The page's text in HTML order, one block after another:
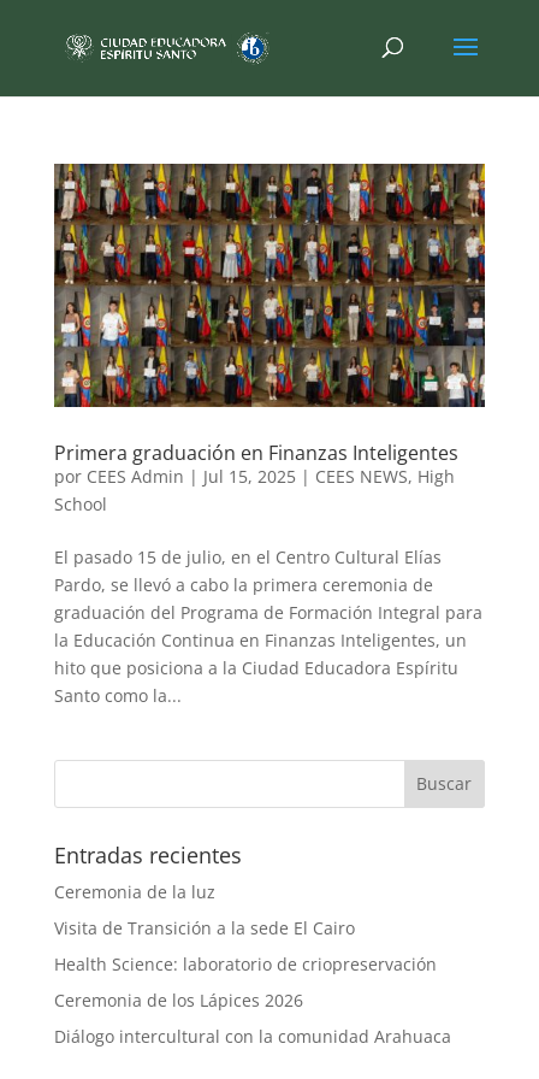
Primera graduación en Finanzas Inteligentes
por CEES Admin | Jul 15, 2025| CEES NEWS, High
School
El pasado 15 de julio, en el Centro Cultural Elías
Pardo, se llevó a cabo la primera ceremonia de
graduación del Programa de Formación Integral para
la Educación Continua en Finanzas Inteligentes, un
hito que posiciona a la Ciudad Educadora Espíritu
Santo como la...
Entradas recientes
Ceremonia de la luz
Visita de Transición a la sede El Cairo
Health Science: laboratorio de criopreservación
Ceremonia de los Lápices 2026
Diálogo intercultural con la comunidad Arahuaca